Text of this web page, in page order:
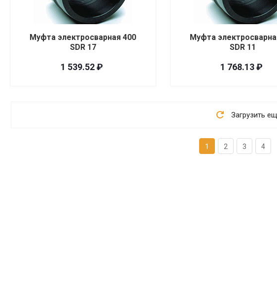
Муфта электросварная 400
SDR 17
1 539.52 ₽
Муфта
SDR 11
1 768.13 ₽
Загрузить
1 2 3 4